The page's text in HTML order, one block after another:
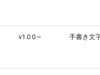
v1.0.0 ~ 手書き文